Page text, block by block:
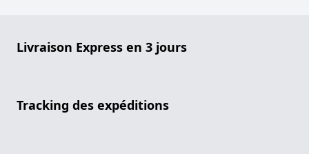
Livraison Express en 3 jours
Tracking des expéditions